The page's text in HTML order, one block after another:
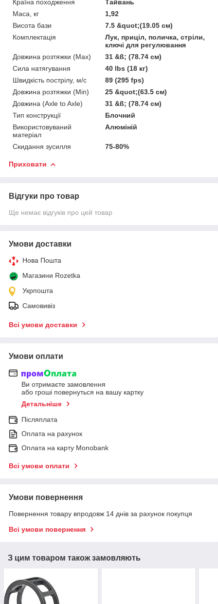
Країна походження
Тайвань
Маса, кг
1,92
Висота бази
7.5 &quot;(19.05 см)
Комплектація
Лук, приціл, поличка, стріли,
ключі для регулювання
Довжина розтяжки (Max)
31 &ß; (78.74 см)
Сила натягування
40 lbs (18 кг)
Швидкість пострілу, м/с
89 (295 fps)
Довжина розтяжки (Min)
25 &quot;(63.5 см)
Довжина (Axle to Axle)
31 &ß; (78.74 см)
Тип конструкції
Блочний
Використовуваний
матеріал
Алюміній
Скидання зусилля 75-80%
Приховати
Відгуки про товар
Ще немає відгуків про цей товар
Умови доставки
Нова Пошта
Магазини Rozetka
Укрпошта
Самовивіз
Всі умови доставки
Умови оплати
Ви отримаєте замовлення
або гроші повернуться на вашу картку
Детальніше
Післяплата
Оплата на рахунок
Оплата на карту Monobank
Всі умови оплати
Умови повернення
Повернення товару впродовж 14 днів за рахунок покупця
Всі умови повернення
З цим товаром також замовляють